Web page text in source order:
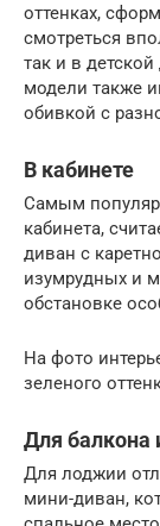
оттенках,
смотреться
так и в
модели также
обивкой с
В кабинете
Самым
кабинета,
диван с
изумрудных и
обстановке
На фото
зеленого
Для балкона
Для лоджии
мини-диван,